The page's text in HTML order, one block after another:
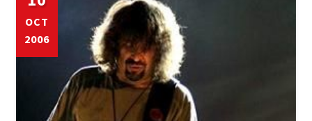
OCT
2006